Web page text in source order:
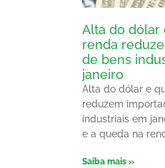
Alta do dólar
renda
de bens
janeiro
Alta do dólar e
reduzem
industriais em
e a queda na
Saiba mais »